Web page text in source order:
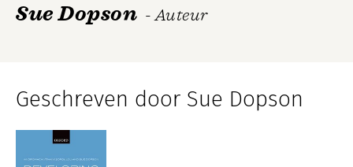
Sue Dopson - Auteur
Geschreven door Sue Dopson